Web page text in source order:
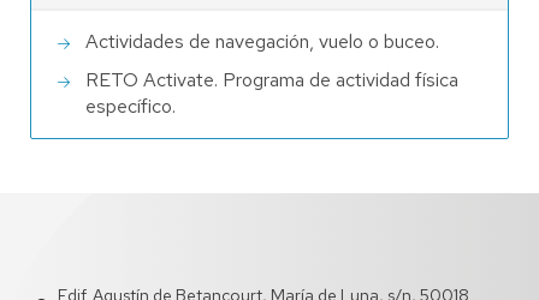
Actividades de navegación, vuelo o buceo.
RETO Activate. Programa de actividad física
específico.